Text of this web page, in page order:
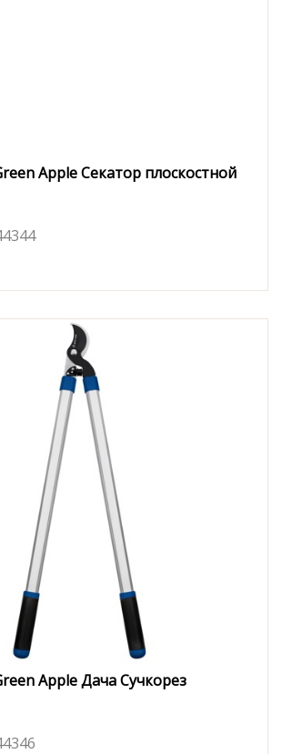
Apple Секатор плоскостной
Apple Дача Сучкорез